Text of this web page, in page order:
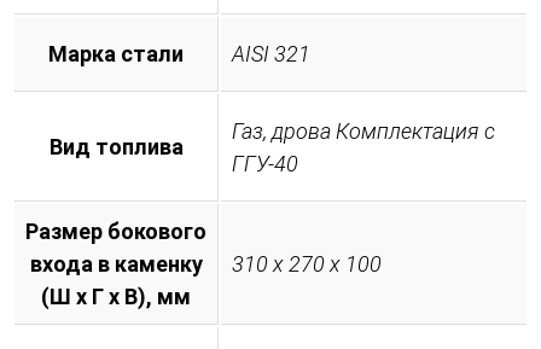
Марка стали AISI 321
Вид топлива
Газ, дрова Комплектация с
ГГУ-40
Размер бокового
входа в каменку
(Ш х Г х В), мм
310 х 270 х 100